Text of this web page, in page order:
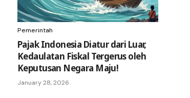
Pemerintah
Pajak Indonesia Diatur dari Luar,
Kedaulatan Fiskal Tergerus oleh
Keputusan Negara Maju!
January 28, 2026